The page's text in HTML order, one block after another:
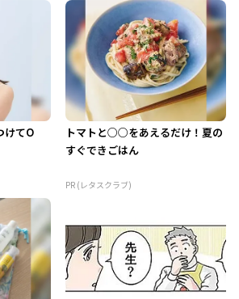
けてO
トマトと○○をあえるだけ！夏の
すぐできごはん
PR (レタスクラブ)